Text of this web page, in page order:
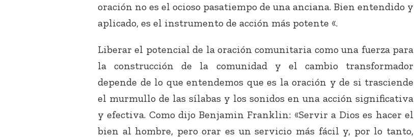
oración no es el ocioso pasatiempo de una anciana. Bien entendido y
aplicado, es el instrumento de acción más potente «.
Liberar el potencial de la oración comunitaria como una fuerza para
la construcción de la comunidad y el cambio transformador
depende de lo que entendemos que es la oración y de si trasciende
el murmullo de las sílabas y los sonidos en una acción significativa
y efectiva. Como dijo Benjamin Franklin: «Servir a Dios es hacer el
bien al hombre, pero orar es un servicio más fácil y, por lo tanto,